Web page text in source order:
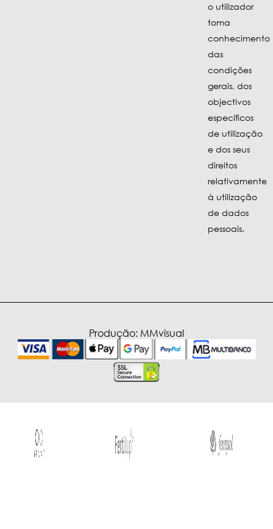
o utilizador
toma
conhecimento
das
condições
gerais, dos
objectivos
específicos
de utilização
e dos seus
direitos
relativamente
à utilização
de dados
pessoais.
Produção: MMvisual